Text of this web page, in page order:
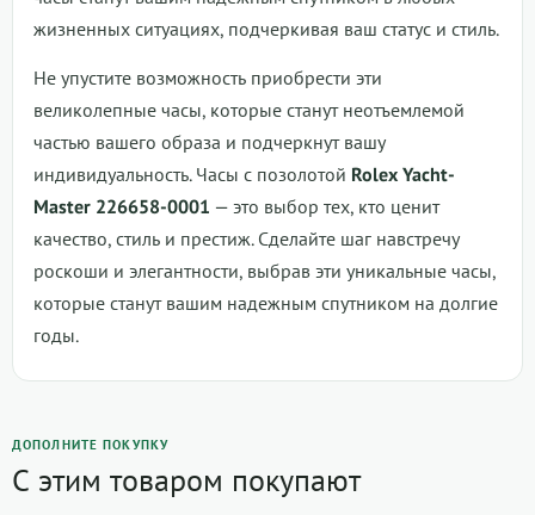
жизненных ситуациях, подчеркивая ваш статус и стиль.
Не упустите возможность приобрести эти
великолепные часы, которые станут неотъемлемой
частью вашего образа и подчеркнут вашу
индивидуальность. Часы с позолотой Rolex Yacht-
Master 226658-0001 — это выбор тех, кто ценит
качество, стиль и престиж. Сделайте шаг навстречу
роскоши и элегантности, выбрав эти уникальные часы,
которые станут вашим надежным спутником на долгие
годы.
ДОПОЛНИТЕ ПОКУПКУ
С этим товаром покупают